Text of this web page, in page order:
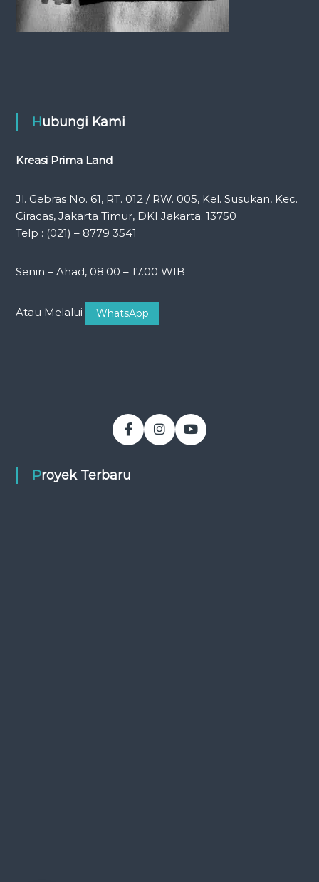
Hubungi Kami
Kreasi Prima Land
Jl. Gebras No. 61, RT. 012 / RW. 005, Kel. Susukan, Kec.
Ciracas, Jakarta Timur, DKI Jakarta. 13750
Telp : (021) – 8779 3541
Senin – Ahad, 08.00 – 17.00 WIB
Atau Melalui WhatsApp
Proyek Terbaru